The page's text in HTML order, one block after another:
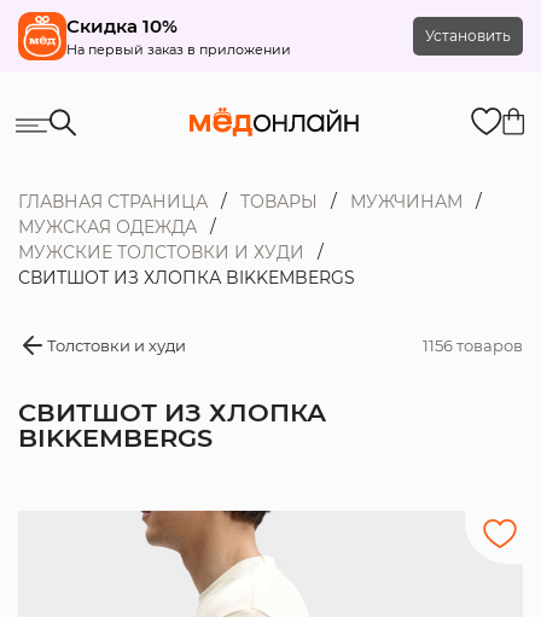
Скидка 10%
На первый заказ в приложении
Установить
ГЛАВНАЯ СТРАНИЦА ТОВАРЫ
МУЖЧИНАМ
МУЖСКАЯ ОДЕЖДА
МУЖСКИЕ ТОЛСТОВКИ И ХУДИ
СВИТШОТ ИЗ ХЛОПКА BIKKEMBERGS
Толстовки и худи 1156 товаров
СВИТШОТ ИЗ ХЛОПКА
BIKKEMBERGS